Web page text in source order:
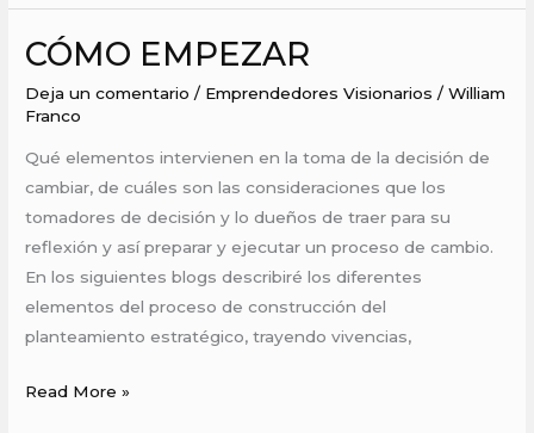
CÓMO EMPEZAR
Deja un comentario / Emprendedores Visionarios /William
Franco
Qué elementos intervienen en la toma de la decisión de
cambiar, de cuáles son las consideraciones que los
tomadores de decisión y lo dueños de traer para su
reflexión y así preparar y ejecutar un proceso de cambio.
En los siguientes blogs describiré los diferentes
elementos del proceso de construcción del
planteamiento estratégico, trayendo vivencias,
CÓMO
Read More »